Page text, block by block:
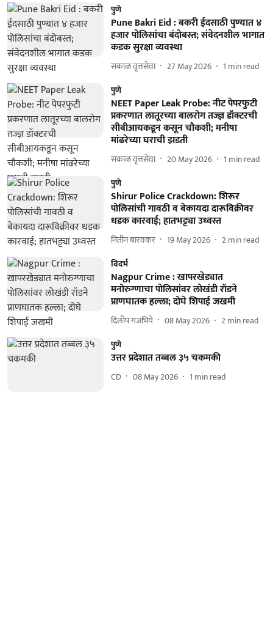
पुणे
Pune Bakri Eid : बकरी ईदसाठी पुण्यात ४
हजार पोलिसांचा बंदोबस्त; संवेदनशील भागात
कडक सुरक्षा व्यवस्था
सकाळ वृत्तसेवा 27 May 2026 1 min read
पुणे
NEET Paper Leak Probe: नीट पेपरफुटी
प्रकरणात लातूरच्या बालरोग तज्ज्ञ डॉक्टरची
सीबीआयकडून कसून चौकशी; मनीषा
मांढरेच्या घराची झडती
सकाळ वृत्तसेवा 20 May 2026 1 min read
पुणे
Shirur Police Crackdown: शिरूर
पोलिसांची गावठी व बेकायदा दारूविक्रीवर
धडक कारवाई; हातभट्ट्या उध्वस्त
नितीन बारवकर 19 May 2026 2min read
विदर्भ
Nagpur Crime : खापरखेड्यात
मनोरुग्णाचा पोलिसांवर लोखंडी रॉडने
प्राणघातक हल्ला; दोघे शिपाई जखमी
दिलीप गजभिये 08 May 2026 2min read
पुणे
उत्तर प्रदेशात तब्बल ३५ चकमकी
CD 08 May 2026 1 min read